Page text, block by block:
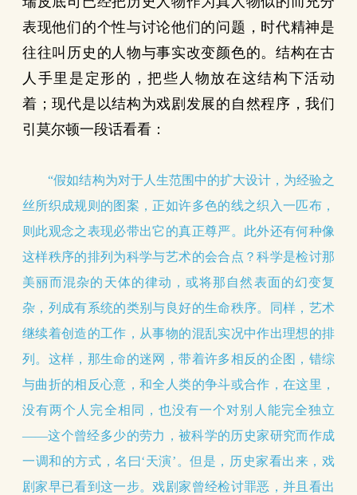
表现他们的个性与讨论他们的问题，时代精神是
往往叫历史的人物与事实改变颜色的。结构在古
人手里是定形的，把些人物放在这结构下活动
着；现代是以结构为戏剧发展的自然程序，我们
引莫尔顿一段话看看：
“假如结构为对于人生范围中的扩大设计，为经验之
丝所织成规则的图案，正如许多色的线之织入一匹布，
则此观念之表现必带出它的真正尊严。此外还有何种像
这样秩序的排列为科学与艺术的会合点？科学是检讨那
美丽而混杂的天体的律动，或将那自然表面的幻变复
杂，列成有系统的类别与良好的生命秩序。同样，艺术
继续着创造的工作，从事物的混乱实况中作出理想的排
列。这样，那生命的迷网，带着许多相反的企图，错综
与曲折的相反心意，和全人类的争斗或合作，在这里，
没有两个人完全相同，也没有一个对别人能完全独立
——这个曾经多少的劳力，被科学的历史家研究而作成
一调和的方式，名曰‘天演’。但是，历史家看出来，戏
剧家早已看到这一步。戏剧家曾经检讨罪恶，并且看出